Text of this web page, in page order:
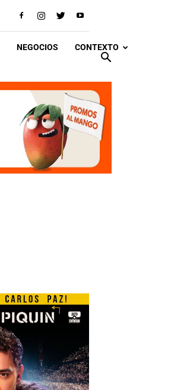
NEGOCIOS CONTEXTO